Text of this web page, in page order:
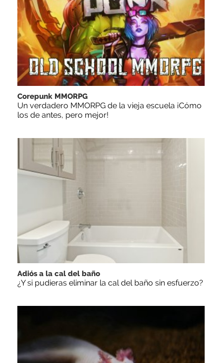
Corepunk MMORPG
Un verdadero MMORPG de la vieja escuela ¡Cómo
los de antes, pero mejor!
Adiós a la cal del baño
¿Y si pudieras eliminar la cal del baño sin esfuerzo?